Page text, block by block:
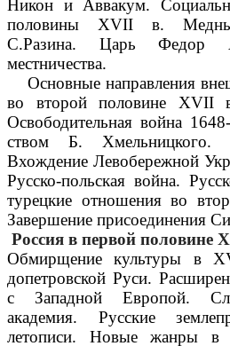
Никон и Аввакум.
половины XVII в.
С.Разина. Царь Федор
местничества.
Основные направления
во второй половине XVII
Освободительная война
ством Б. Хмельницкого.
Вхождение Левобережной
Русско-польская война.
турецкие отношения во
Завершение присоединения
Россия в первой половине
Обмирщение культуры в
допетровской Руси.
с Западной Европой.
академия. Русские
летописи. Новые жанры в